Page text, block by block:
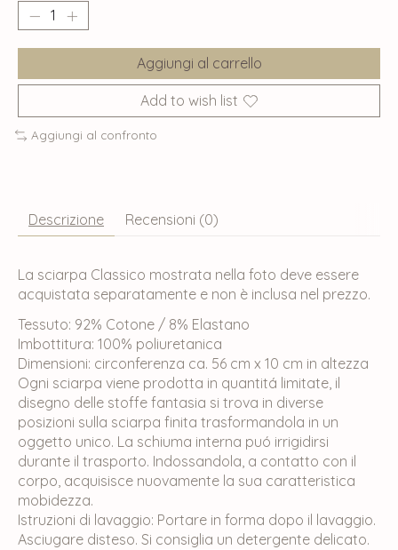
Aggiungi al carrello
Add to wish list
Aggiungi al confronto
Descrizione Recensioni (0)
La sciarpa Classico mostrata nella foto deve essere
acquistata separatamente e non è inclusa nel prezzo.
Tessuto: 92% Cotone / 8% Elastano
Imbottitura: 100% poliuretanica
Dimensioni: circonferenza ca. 56 cm x 10 cm in altezza
Ogni sciarpa viene prodotta in quantitá limitate, il
disegno delle stoffe fantasia si trova in diverse
posizioni sulla sciarpa finita trasformandola in un
oggetto unico. La schiuma interna puó irrigidirsi
durante il trasporto. Indossandola, a contatto con il
corpo, acquisisce nuovamente la sua caratteristica
mobidezza.
Istruzioni di lavaggio: Portare in forma dopo il lavaggio.
Asciugare disteso. Si consiglia un detergente delicato.